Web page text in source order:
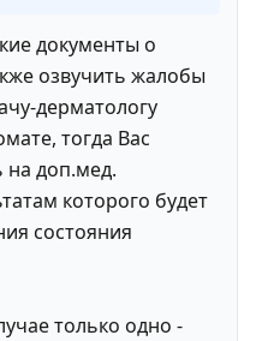
документы о
озвучить жалобы
дерматологу
тогда Вас
на доп.мед.
которого будет
состояния
только одно -